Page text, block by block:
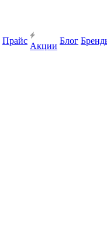
Прайс
Акции
Блог